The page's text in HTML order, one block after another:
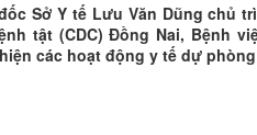
Sở Y tế Lưu Văn Dũng
tật (CDC) Đồng Nai, Bệnh
các hoạt động y tế dự